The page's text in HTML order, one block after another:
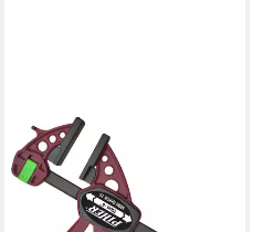
PIHER
Schraubzwinge Mini Quick
Einhandzwinge 30 cm,
(Einzeln)